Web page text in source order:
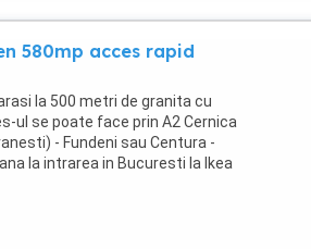
580mp acces rapid
la 500 metri de granita cu
ul se poate face prin A2 Cernica
- Fundeni sau Centura -
la intrarea in Bucuresti la Ikea